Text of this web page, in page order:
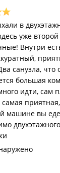
этаже
двери не
рухнула. А
и если на
капает вода.
день мы
просто
который мы
скидку
отказалась
грязная
умываться, в
в
уже второй
Внутри
санузла, что
большая
идти, сам
машине вы